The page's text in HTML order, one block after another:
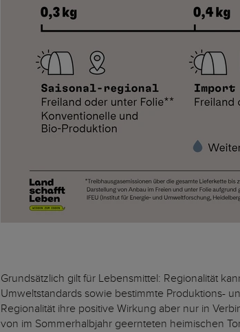
Grundsätzlich gilt für Lebensmittel: Regionalität
Umweltstandards sowie bestimmte Produktions-
Regionalität ihre positive Wirkung aber nur in
von im Sommerhalbjahr geernteten heimischen